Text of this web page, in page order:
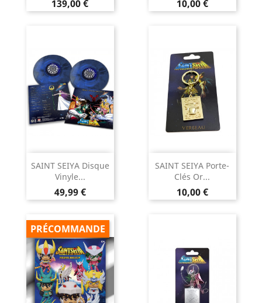
Prix
139,00 € Prix
10,00 €
SAINT SEIYA Disque
Vinyle...
Prix
49,99 €
SAINT SEIYA Porte-
Clés Or...
Prix
10,00 €
PRÉCOMMANDE